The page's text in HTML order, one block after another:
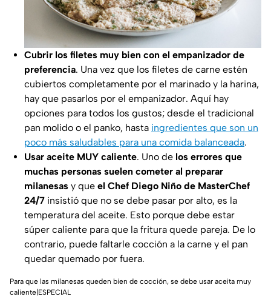
Cubrir los filetes muy bien con el empanizador de
preferencia. Una vez que los filetes de carne estén
cubiertos completamente por el marinado y la harina,
hay que pasarlos por el empanizador. Aquí hay
opciones para todos los gustos; desde el tradicional
pan molido o el panko, hasta ingredientes que son un
poco más saludables para una comida balanceada.
Usar aceite MUY caliente. Uno de los errores que
muchas personas suelen cometer al preparar
milanesas y que el Chef Diego Niño de MasterChef
24/7 insistió que no se debe pasar por alto, es la
temperatura del aceite. Esto porque debe estar
súper caliente para que la fritura quede pareja. De lo
contrario, puede faltarle cocción a la carne y el pan
quedar quemado por fuera.
Para que las milanesas queden bien de cocción, se debe usar aceita muy
caliente|ESPECIAL